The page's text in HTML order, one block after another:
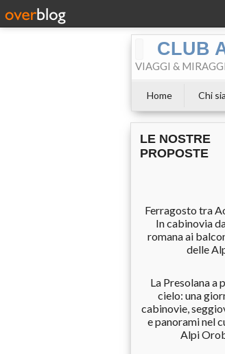
CLUB
VIAGGI & MIRAGGI
Home Chi
LE NOSTRE
PROPOSTE
Ferragosto tra
In cabinovia
romana ai
delle
La Presolana a
cielo: una
cabinovie,
e panorami nel
Alpi